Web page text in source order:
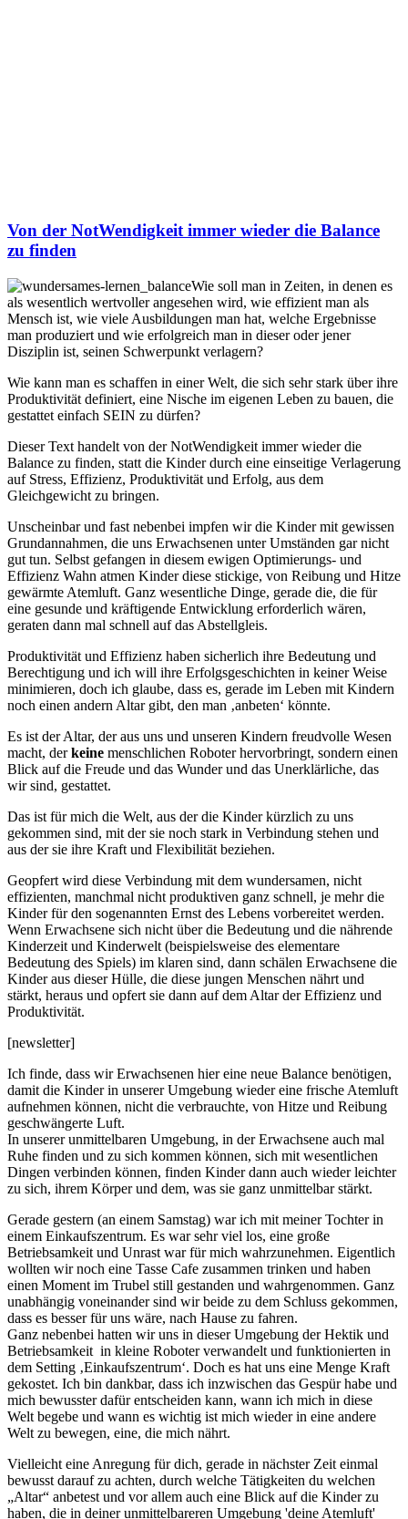
Von der NotWendigkeit immer wieder die Balance
zu finden
Wie soll man in Zeiten, in denen es
als wesentlich wertvoller angesehen wird, wie effizient man als
Mensch ist, wie viele Ausbildungen man hat, welche Ergebnisse
man produziert und wie erfolgreich man in dieser oder jener
Disziplin ist, seinen Schwerpunkt verlagern?
Wie kann man es schaffen in einer Welt, die sich sehr stark über ihre
Produktivität definiert, eine Nische im eigenen Leben zu bauen, die
gestattet einfach SEIN zu dürfen?
Dieser Text handelt von der NotWendigkeit immer wieder die
Balance zu finden, statt die Kinder durch eine einseitige Verlagerung
auf Stress, Effizienz, Produktivität und Erfolg, aus dem
Gleichgewicht zu bringen.
Unscheinbar und fast nebenbei impfen wir die Kinder mit gewissen
Grundannahmen, die uns Erwachsenen unter Umständen gar nicht
gut tun. Selbst gefangen in diesem ewigen Optimierungs- und
Effizienz Wahn atmen Kinder diese stickige, von Reibung und Hitze
gewärmte Atemluft. Ganz wesentliche Dinge, gerade die, die für
eine gesunde und kräftigende Entwicklung erforderlich wären,
geraten dann mal schnell auf das Abstellgleis.
Produktivität und Effizienz haben sicherlich ihre Bedeutung und
Berechtigung und ich will ihre Erfolgsgeschichten in keiner Weise
minimieren, doch ich glaube, dass es, gerade im Leben mit Kindern
noch einen andern Altar gibt, den man ‚anbeten‘ könnte.
Es ist der Altar, der aus uns und unseren Kindern freudvolle Wesen
macht, derkeine menschlichen Roboter hervorbringt, sondern einen
Blick auf die Freude und das Wunder und das Unerklärliche, das
wir sind, gestattet.
Das ist für mich die Welt, aus der die Kinder kürzlich zu uns
gekommen sind, mit der sie noch stark in Verbindung stehen und
aus der sie ihre Kraft und Flexibilität beziehen.
Geopfert wird diese Verbindung mit dem wundersamen, nicht
effizienten, manchmal nicht produktiven ganz schnell, je mehr die
Kinder für den sogenannten Ernst des Lebens vorbereitet werden.
Wenn Erwachsene sich nicht über die Bedeutung und die nährende
Kinderzeit und Kinderwelt (beispielsweise des elementare
Bedeutung des Spiels) im klaren sind, dann schälen Erwachsene die
Kinder aus dieser Hülle, die diese jungen Menschen nährt und
stärkt, heraus und opfert sie dann auf dem Altar der Effizienz und
Produktivität.
[newsletter]
Ich finde, dass wir Erwachsenen hier eine neue Balance benötigen,
damit die Kinder in unserer Umgebung wieder eine frische Atemluft
aufnehmen können, nicht die verbrauchte, von Hitze und Reibung
geschwängerte Luft.
In unserer unmittelbaren Umgebung, in der Erwachsene auch mal
Ruhe finden und zu sich kommen können, sich mit wesentlichen
Dingen verbinden können, finden Kinder dann auch wieder leichter
zu sich, ihrem Körper und dem, was sie ganz unmittelbar stärkt.
Gerade gestern (an einem Samstag) war ich mit meiner Tochter in
einem Einkaufszentrum. Es war sehr viel los, eine große
Betriebsamkeit und Unrast war für mich wahrzunehmen. Eigentlich
wollten wir noch eine Tasse Cafe zusammen trinken und haben
einen Moment im Trubel still gestanden und wahrgenommen. Ganz
unabhängig voneinander sind wir beide zu dem Schluss gekommen,
dass es besser für uns wäre, nach Hause zu fahren.
Ganz nebenbei hatten wir uns in dieser Umgebung der Hektik und
Betriebsamkeit in kleine Roboter verwandelt und funktionierten in
dem Setting ‚Einkaufszentrum‘. Doch es hat uns eine Menge Kraft
gekostet. Ich bin dankbar, dass ich inzwischen das Gespür habe und
mich bewusster dafür entscheiden kann, wann ich mich in diese
Welt begebe und wann es wichtig ist mich wieder in eine andere
Welt zu bewegen, eine, die mich nährt.
Vielleicht eine Anregung für dich, gerade in nächster Zeit einmal
bewusst darauf zu achten, durch welche Tätigkeiten du welchen
„Altar“ anbetest und vor allem auch eine Blick auf die Kinder zu
haben, die in deiner unmittelbareren Umgebung 'deine Atemluft'